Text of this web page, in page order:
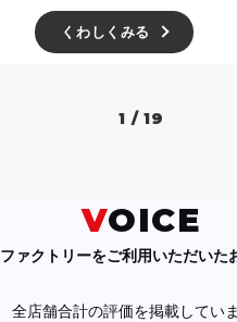
くわしくみる
1 / 19
VOICE
ァクトリーをご利用いただいた
全店舗合計の評価を掲載していま